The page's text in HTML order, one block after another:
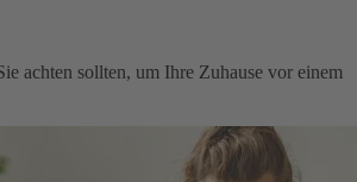
achten sollten, um Ihre Zuhause vor einem